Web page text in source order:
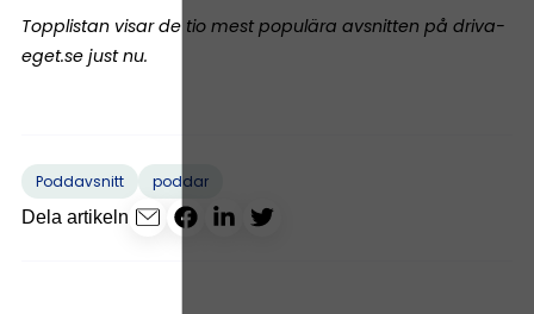
Topplistan visar de tio mest populära avsnitten på driva-
eget.se just nu.
Poddavsnitt
poddar
Dela artikeln